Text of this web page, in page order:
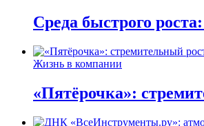
Среда быстрого
Жизнь в компании
«Пятёрочка»: